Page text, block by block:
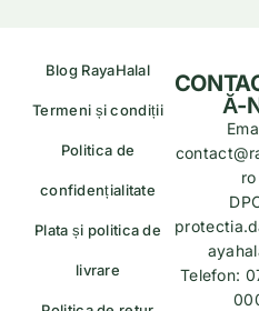
Blog RayaHalal
Termeni și condiții
Politica de
confidențialitate
Plata și politica de
livrare
Ă-
ro
Telefon: